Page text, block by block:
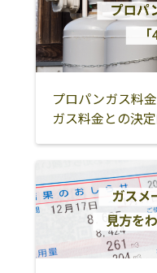
産大和営業所
6-
株式会社ソーマ
コーポレーショ
大
3-
ｰ内
株式会社いでプ
ロパン
大
エネルギーセン
ター株式会社
大
2-
中郡大磯町
中
相模原市
厚木
海老名市
座
愛甲郡愛川町
愛
足柄上郡中井町
足
足柄上郡山北町
足
足柄下郡箱根町
足
プロパンガス料
ガス料金との決